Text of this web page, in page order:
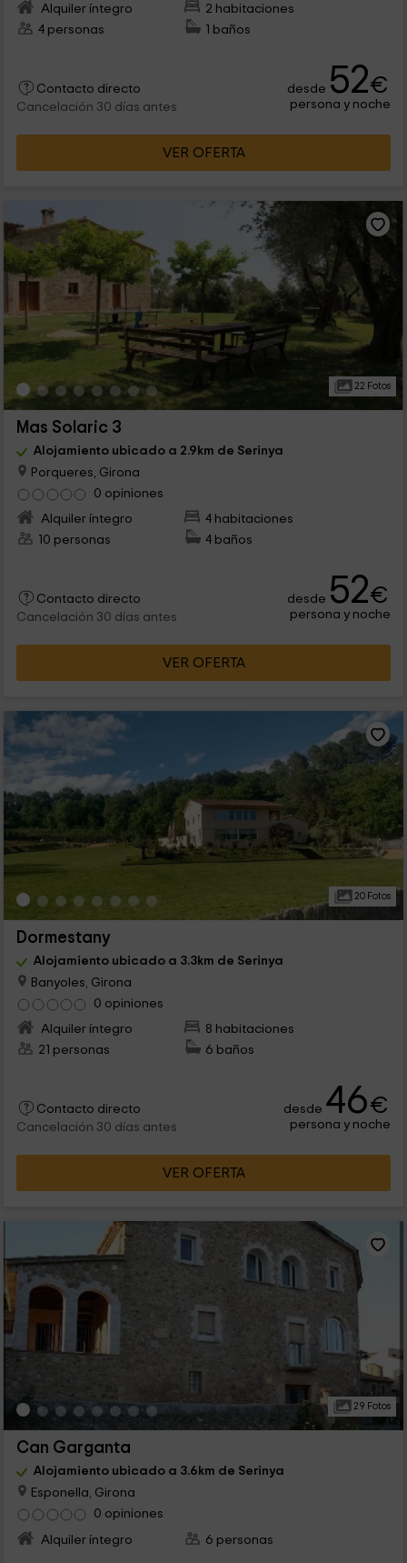
Alquiler íntegro
2 habitaciones
4 personas
1 baños
Contacto directo
Cancelación 30 días antes
desde 52€
persona y noche
VER OFERTA
22 Fotos
Mas Solaric 3
Alojamiento ubicado a 2.9km de Serinya
Porqueres, Girona
0 opiniones
Alquiler íntegro
4 habitaciones
10 personas
4 baños
Contacto directo
Cancelación 30 días antes
desde 52€
persona y noche
VER OFERTA
20 Fotos
Dormestany
Alojamiento ubicado a 3.3km de Serinya
Banyoles, Girona
0 opiniones
Alquiler íntegro
8 habitaciones
21 personas
6 baños
Contacto directo
Cancelación 30 días antes
desde 46€
persona y noche
VER OFERTA
29 Fotos
Can Garganta
Alojamiento ubicado a 3.6km de Serinya
Esponella, Girona
0 opiniones
Alquiler íntegro
6 personas